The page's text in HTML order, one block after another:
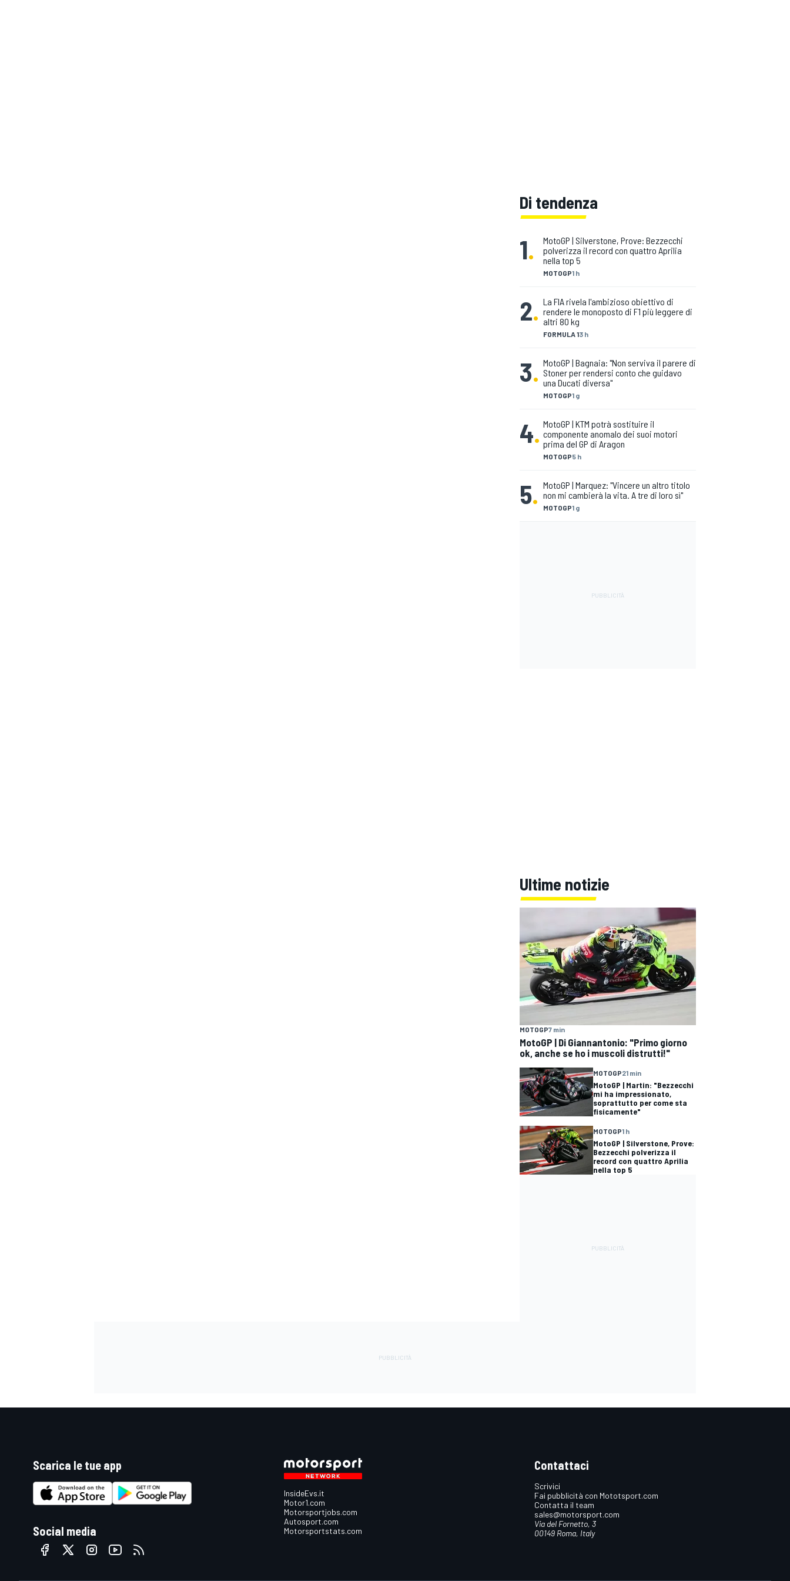
RALLY
Di tendenza
1.
MOTOGP1 h
MotoGP | Silverstone, Prove: Bezzecchi
polverizza il record con quattro Aprilia
nella top 5
2.
FORMULA 13 h
La FIA rivela l'ambizioso obiettivo di
rendere le monoposto di F1 più leggere di
altri 80 kg
3.
MOTOGP1 g
MotoGP | Bagnaia: "Non serviva il parere di
Stoner per rendersi conto che guidavo
una Ducati diversa"
4.
MOTOGP5 h
MotoGP | KTM potrà sostituire il
componente anomalo dei suoi motori
prima del GP di Aragon
5. MOTOGP1 g
MotoGP | Marquez: "Vincere un altro titolo
non mi cambierà la vita. A tre di loro sì"
Ultime notizie
MOTOGP7 min
MotoGP | Di Giannantonio: "Primo giorno
ok, anche se ho i muscoli distrutti!"
MOTOGP21 min
MotoGP | Martin: "Bezzecchi
mi ha impressionato,
soprattutto per come sta
fisicamente"
MOTOGP1 h
MotoGP | Silverstone, Prove:
Bezzecchi polverizza il
record con quattro Aprilia
nella top 5
Scarica le tue app
Social media
InsideEvs.it
Motor1.com
Motorsportjobs.com
Autosport.com
Motorsportstats.com
Contattaci
Scrivici
Fai pubblicità con Mototsport.com
Contatta il team
sales@motorsport.com
Via del Fornetto, 3
00149 Roma, Italy